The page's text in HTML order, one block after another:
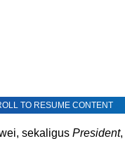
TO RESUME CONTENT
sekaligus President,